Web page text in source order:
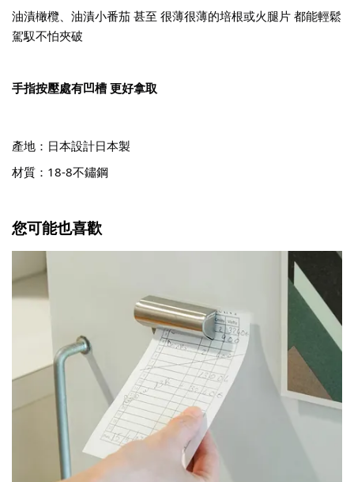
油漬橄欖、油漬小番茄 甚至 很薄很薄的培根或火腿片 都能輕鬆
駕馭不怕夾破
手指按壓處有凹槽 更好拿取
產地：日本設計日本製
材質：18-8不鏽鋼
您可能也喜歡